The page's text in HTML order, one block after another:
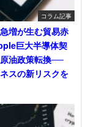
コラム記事
増が生む貿易赤
巨大半導体契
油政策転換──
スの新リスクを